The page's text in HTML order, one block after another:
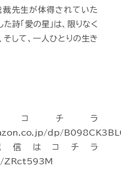
先生が体得されていた
詩「愛の星」は、限りなく
して、一人ひとりの生き
コチラ
dp/
信はコチラ